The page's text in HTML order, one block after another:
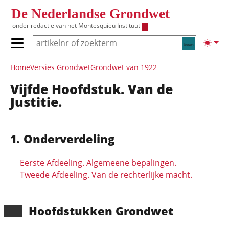
De Nederlandse Grondwet
onder redactie van het Montesquieu Instituut
Zoeken
Primair menu tonen/verbergen
Hoofdnavigatie
HomeVersies GrondwetGrondwet van 1922
Hoofd­stukken Grondwet
Vijfde Hoofdstuk. Van de
Justitie.
Onderverdeling
Eerste Afdeeling. Algemeene bepalingen.
Tweede Afdeeling. Van de rechterlijke macht.